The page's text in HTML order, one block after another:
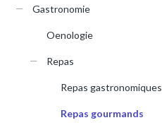
Gastronomie
Oenologie
Repas
Repas gastronomiques
Repas gourmands